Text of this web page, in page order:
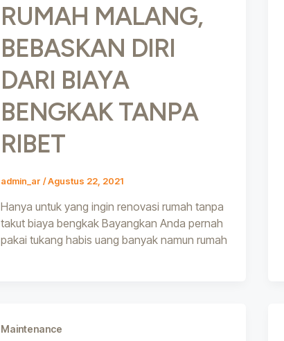
RUMAH MALANG,
BEBASKAN DIRI
DARI BIAYA
BENGKAK TANPA
RIBET
admin_ar /Agustus 22, 2021
Hanya untuk yang ingin renovasi rumah tanpa
takut biaya bengkak Bayangkan Anda pernah
pakai tukang habis uang banyak namun rumah
Maintenance